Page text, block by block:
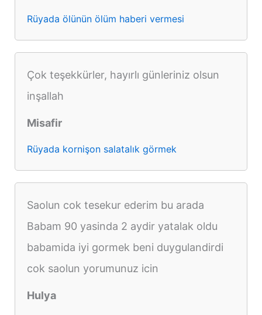
Rüyada ölünün ölüm haberi vermesi
Çok teşekkürler, hayırlı günleriniz olsun
inşallah
Misafir
Rüyada kornişon salatalık görmek
Saolun cok tesekur ederim bu arada
Babam 90 yasinda 2 aydir yatalak oldu
babamida iyi gormek beni duygulandirdi
cok saolun yorumunuz icin
Hulya